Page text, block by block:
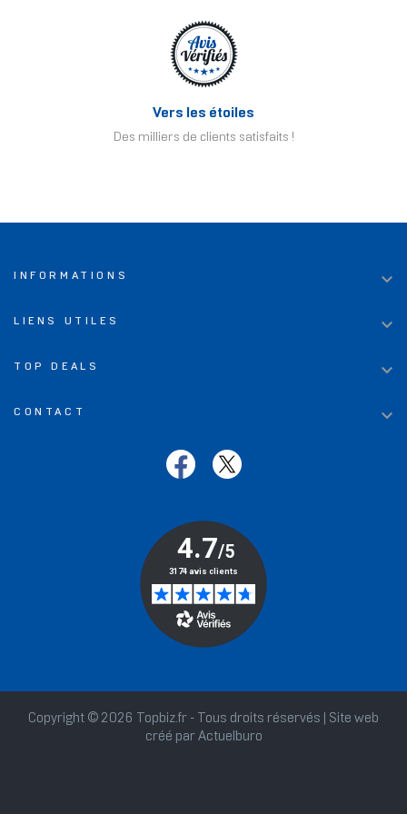
Vers les étoiles
Des milliers de clients satisfaits !
INFORMATIONS 
LIENS UTILES 
TOP DEALS 
CONTACT 
Copyright © 2026 Topbiz.fr - Tous droits réservés | Site web
créé par Actuelburo